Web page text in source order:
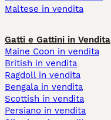
Maltese in vendita
Gatti e Gattini in Vendita
Maine Coon in vendita
British in vendita
Ragdoll in vendita
Bengala in vendita
Scottish in vendita
Persiano in vendita